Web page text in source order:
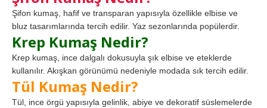
Şifon kumaş, hafif ve transparan yapısıyla özellikle elbise ve
bluz tasarımlarında tercih edilir. Yaz sezonlarında popülerdir.
Krep Kumaş Nedir?
Krep kumaş, ince dalgalı dokusuyla şık elbise ve eteklerde
kullanılır. Akışkan görünümü nedeniyle modada sık tercih edilir.
Tül Kumaş Nedir?
Tül, ince örgü yapısıyla gelinlik, abiye ve dekoratif süslemelerde